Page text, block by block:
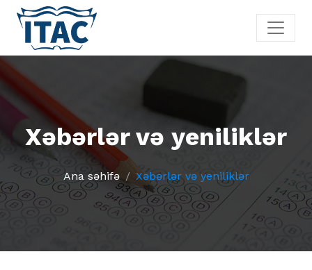
Xəbərlər və yeniliklər
Ana səhifə Xəbərlər və yeniliklər